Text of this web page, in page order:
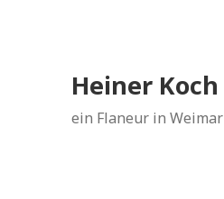
Heiner Koch
ein Flaneur in Weimar